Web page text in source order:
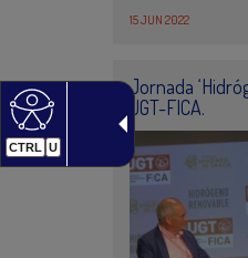
CTRL U
15 JUN 2022
Jornada
UGT-FICA.